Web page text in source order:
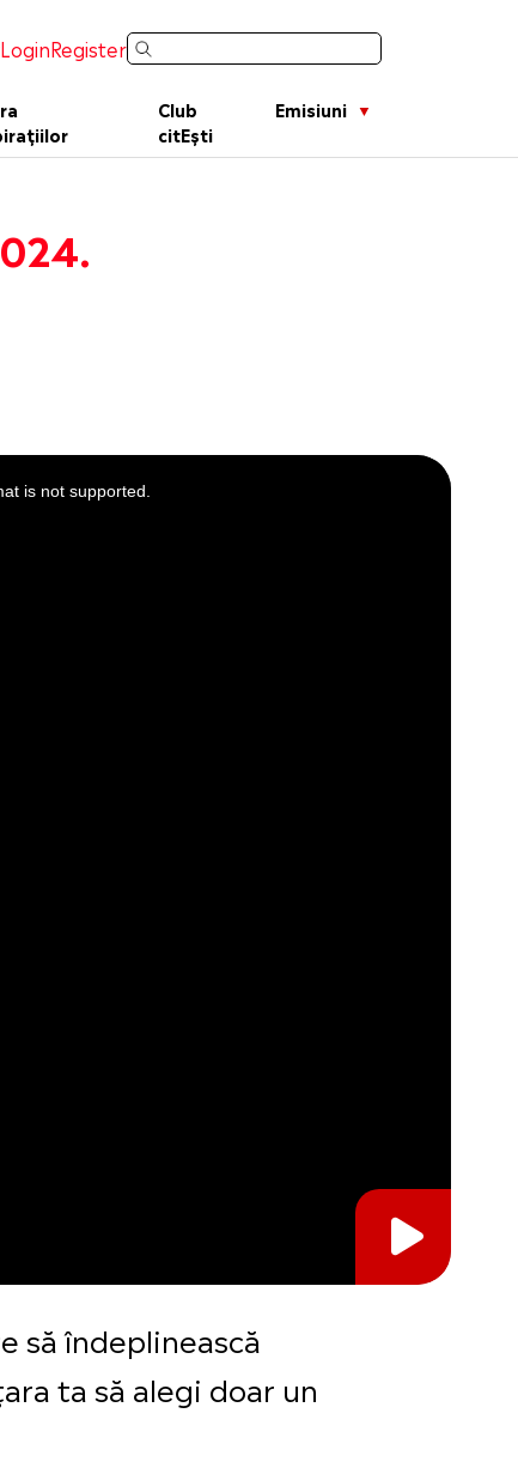
LoginRegister
Club
citEști
Emisiuni
is not supported.
să îndeplinească
ta să alegi doar un